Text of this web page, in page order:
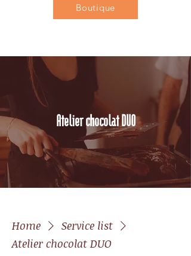
Boutique
Atelier chocolat DUO
Home
Service list
Atelier chocolat DUO